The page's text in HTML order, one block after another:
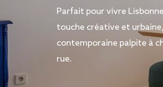
Parfait pour vivre
touche créative et
contemporaine palpite à
rue.